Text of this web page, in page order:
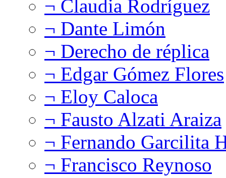
¬ Claudia Rodríguez
¬ Dante Limón
¬ Derecho de réplica
¬ Edgar Gómez Flores
¬ Eloy Caloca
¬ Fausto Alzati Araiza
¬ Fernando Garcilita
¬ Francisco Reynoso